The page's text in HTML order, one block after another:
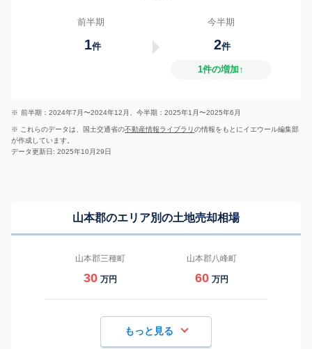
前半期
1件
今半期
2件
1件の増加↑
※ 前半期：2024年7月〜2024年12月、今半期：2025年1月〜2025年6月
※ これらのデータは、国土交通省の不動産情報ライブラリの情報をもとにイエウール編集部
が作成しています。
データ更新日: 2025年10月29日
山本郡のエリア別の土地売却相場
山本郡三種町
30 万円
山本郡八峰町
60 万円
もっと見る